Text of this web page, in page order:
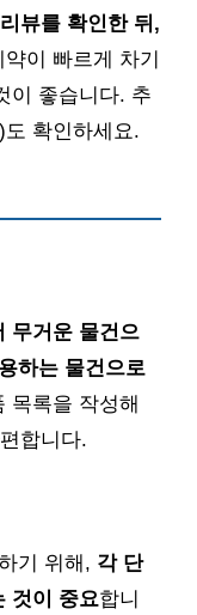
리뷰를 확인한 뒤,
이 빠르게 차기
이 좋습니다. 추
확인하세요.
무거운 물건으
하는 물건으로
목록을 작성해
합니다.
기 위해, 각 단
것이 중요합니